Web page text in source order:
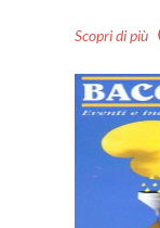
Scopri di più